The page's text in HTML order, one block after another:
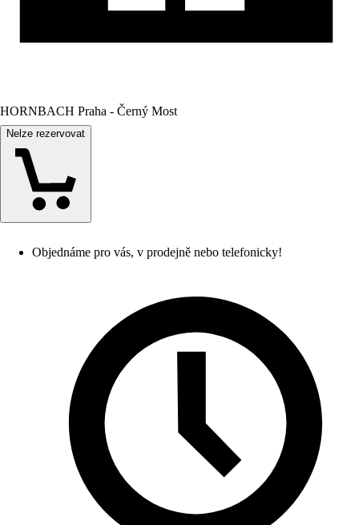
HORNBACH Praha - Černý Most
Nelze rezervovat
Objednáme pro vás, v prodejně nebo telefonicky!